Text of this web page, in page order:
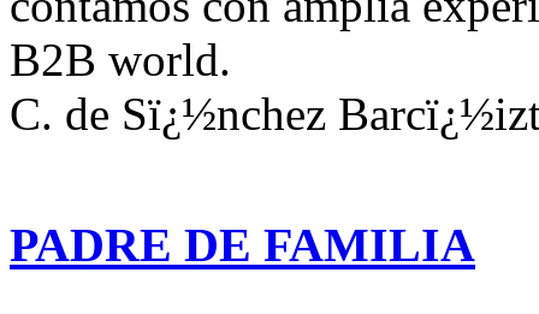
B2B world.
C. de Sï¿½nchez
PADRE DE FAMILIA